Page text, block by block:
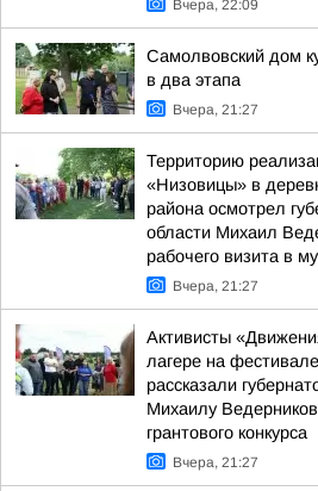
Вчера, 22:09
Самолвовский дом
в два этапа
Вчера, 21:27
Территорию
«Низовицы» в
района осмотрел
области Михаил
рабочего визита в
Вчера, 21:27
Активисты
лагере на
рассказали
Михаилу
грантового конкурса
Вчера, 21:27